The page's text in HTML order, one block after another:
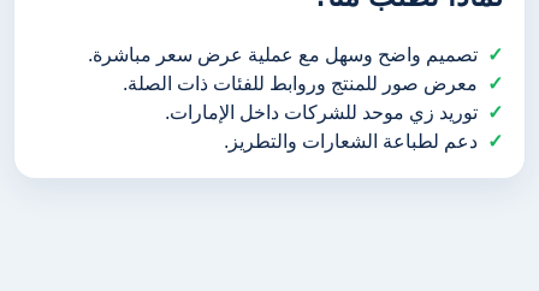
تصميم واضح وسهل مع عملية عرض سعر مباشرة.
معرض صور للمنتج وروابط للفئات ذات الصلة.
توريد زي موحد للشركات داخل الإمارات.
دعم لطباعة الشعارات والتطريز.